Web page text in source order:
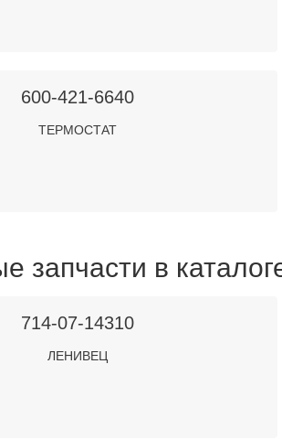
600-421-6640
ТЕРМОСТАТ
запчасти в
714-07-14310
ЛЕНИВЕЦ